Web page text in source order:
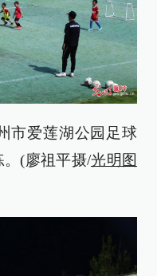
市爱莲湖公园足球
(廖祖平摄/光明图